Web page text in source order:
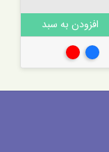
افزودن به سبد
آبی قرمز